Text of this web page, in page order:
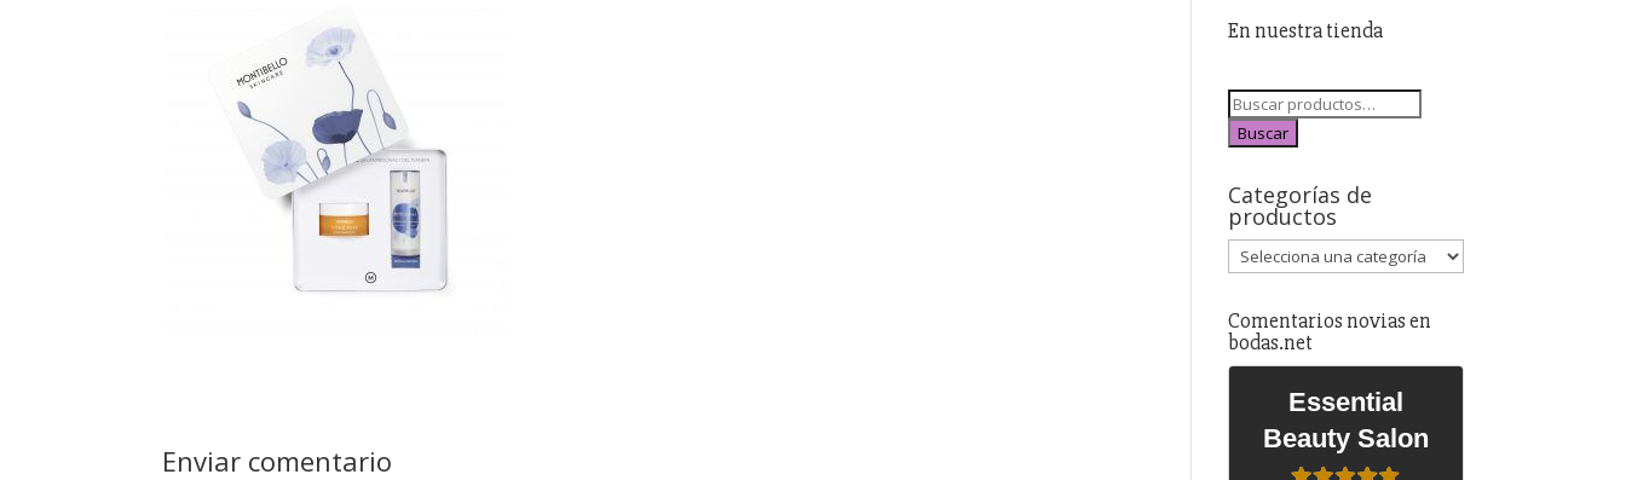
Enviar comentario
En nuestra tienda
Buscar
Categorías de
productos
Comentarios novias en
bodas.net
Essential
Beauty Salon